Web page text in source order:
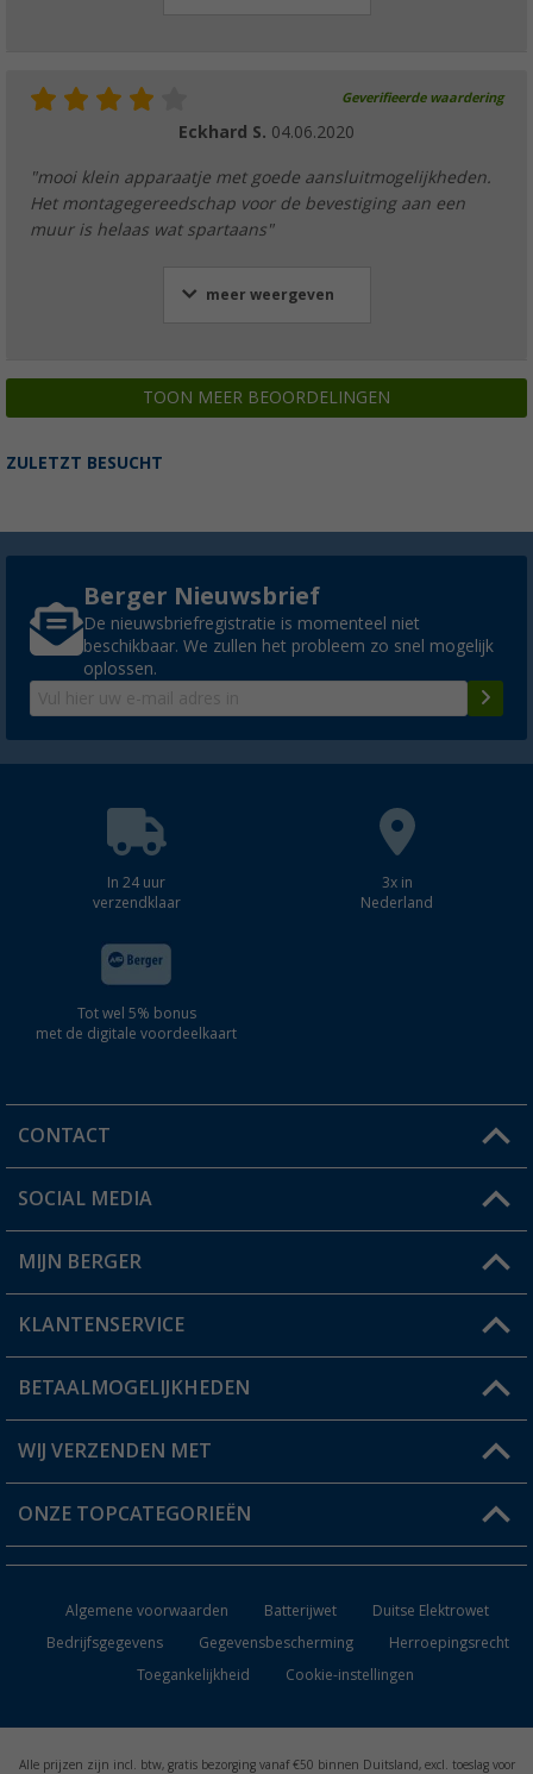
Geverifieerde waardering
Eckhard S. 04.06.2020
"mooi klein apparaatje met goede aansluitmogelijkheden.
Het montagegereedschap voor de bevestiging aan een
muur is helaas wat spartaans"
meer weergeven
TOON MEER BEOORDELINGEN
ZULETZT BESUCHT
Berger Nieuwsbrief
De nieuwsbriefregistratie is momenteel niet
beschikbaar. We zullen het probleem zo snel mogelijk
oplossen.
In 24 uur
verzendklaar
3x in
Nederland
Tot wel 5% bonus
met de digitale voordeelkaart
CONTACT
Een vraag?
Winkel vinden
SOCIAL MEDIA
MIJN BERGER
Mijn account
Status bestelling
Verlanglijstje
KLANTENSERVICE
FAQ & Contact
Verzendinformatie
Catalogus
BETAALMOGELIJKHEDEN
WIJ VERZENDEN MET
ONZE TOPCATEGORIEËN
Keukenaccessoires
Campingmeubilair
Campingtoiletten
Algemene voorwaarden Batterijwet
Duitse Elektrowet
Bedrijfsgegevens
Gegevensbescherming
Herroepingsrecht
Toegankelijkheid
Cookie-instellingen
Alle prijzen zijn incl. btw, gratis bezorging vanaf €50 binnen Duitsland, excl. toeslag voor